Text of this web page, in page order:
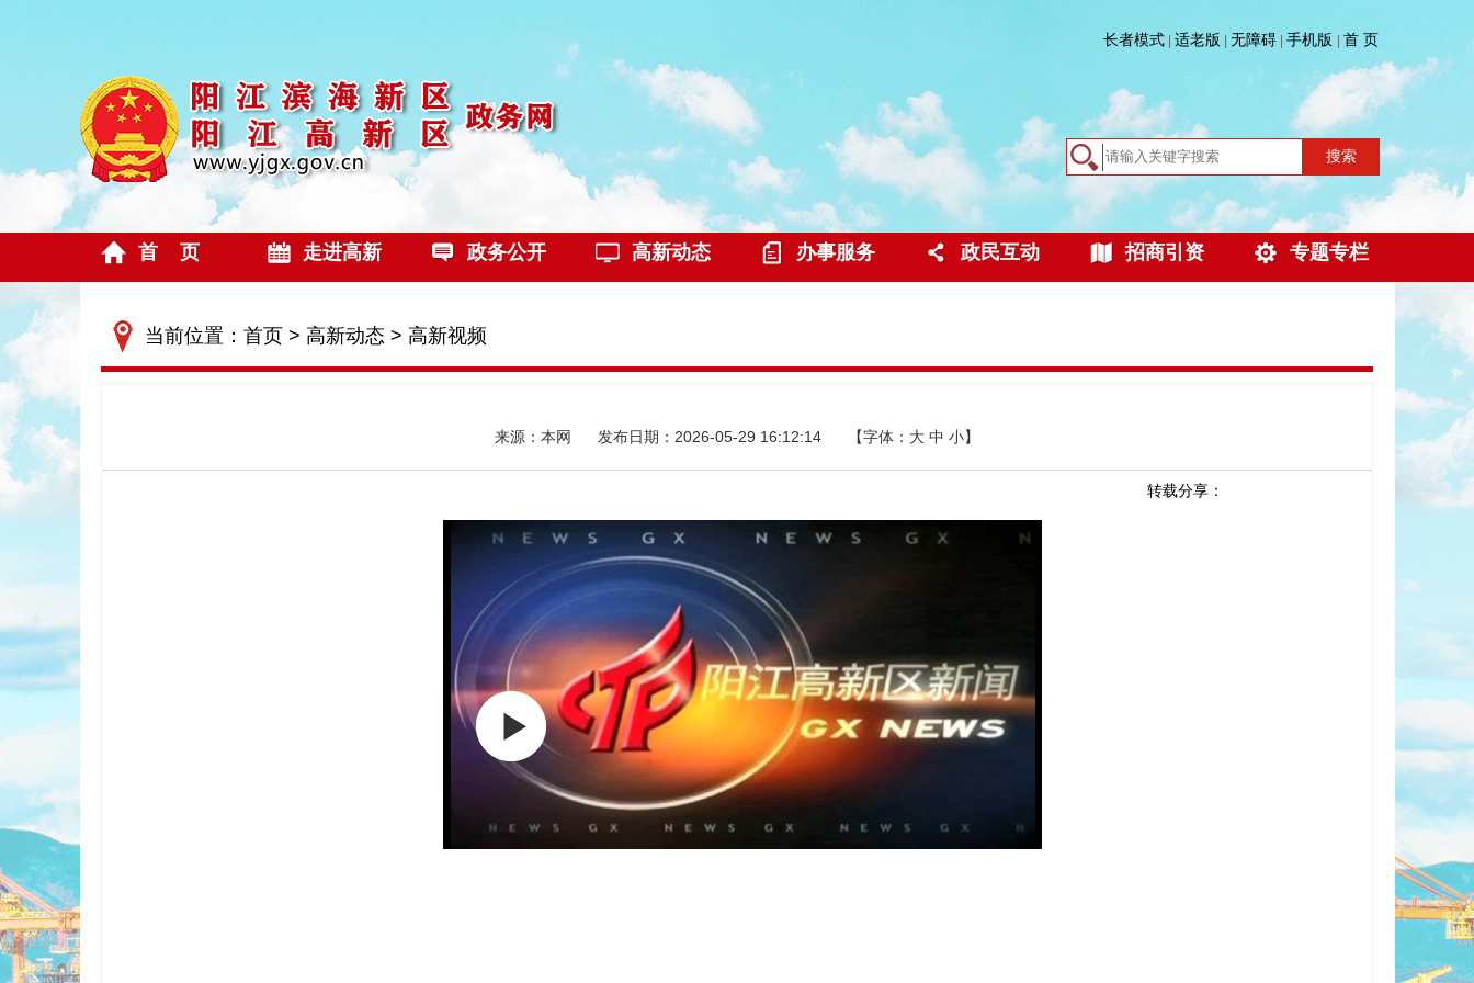
长者模式 适老版 无障碍 手机版 首 页
搜索
首 页 走进高新 政务公开 高新动态 办事服务 政民互动 招商引资 专题专栏
当前位置： 首页 > 高新动态 > 高新视频
来源：本网 发布日期：2026-05-29 16:12:14 【字体： 大 中 小】
转载分享：